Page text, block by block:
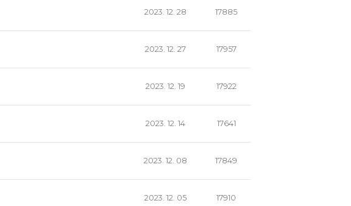
2023. 12. 28 17885
2023. 12. 27 17957
2023. 12. 19 17922
2023. 12. 14 17641
2023. 12. 08 17849
2023. 12. 05 17910